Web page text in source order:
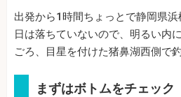
出発から1時間ちょっとで静岡県
日は落ちていないので、明るい内
ごろ、目星を付けた猪鼻湖西側で
まずはボトムをチェック